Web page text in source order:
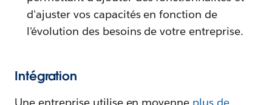
d'ajuster vos capacités en fonction de
l'évolution des besoins de votre entreprise.
Intégration